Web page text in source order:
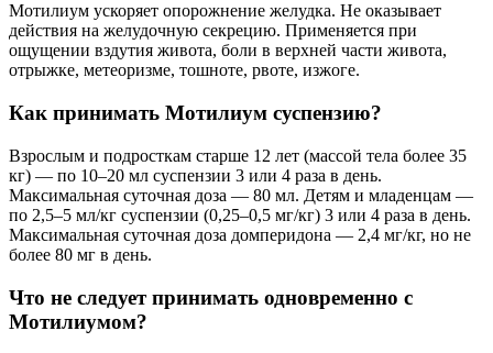
Мотилиум ускоряет опорожнение желудка. Не оказывает
действия на желудочную секрецию. Применяется при
ощущении вздутия живота, боли в верхней части живота,
отрыжке, метеоризме, тошноте, рвоте, изжоге.
Как принимать Мотилиум суспензию?
Взрослым и подросткам старше 12 лет (массой тела более 35
кг) — по 10–20 мл суспензии 3 или 4 раза в день.
Максимальная суточная доза — 80 мл. Детям и младенцам —
по 2,5–5 мл/кг суспензии (0,25–0,5 мг/кг) 3 или 4 раза в день.
Максимальная суточная доза домперидона — 2,4 мг/кг, но не
более 80 мг в день.
Что не следует принимать одновременно с
Мотилиумом?